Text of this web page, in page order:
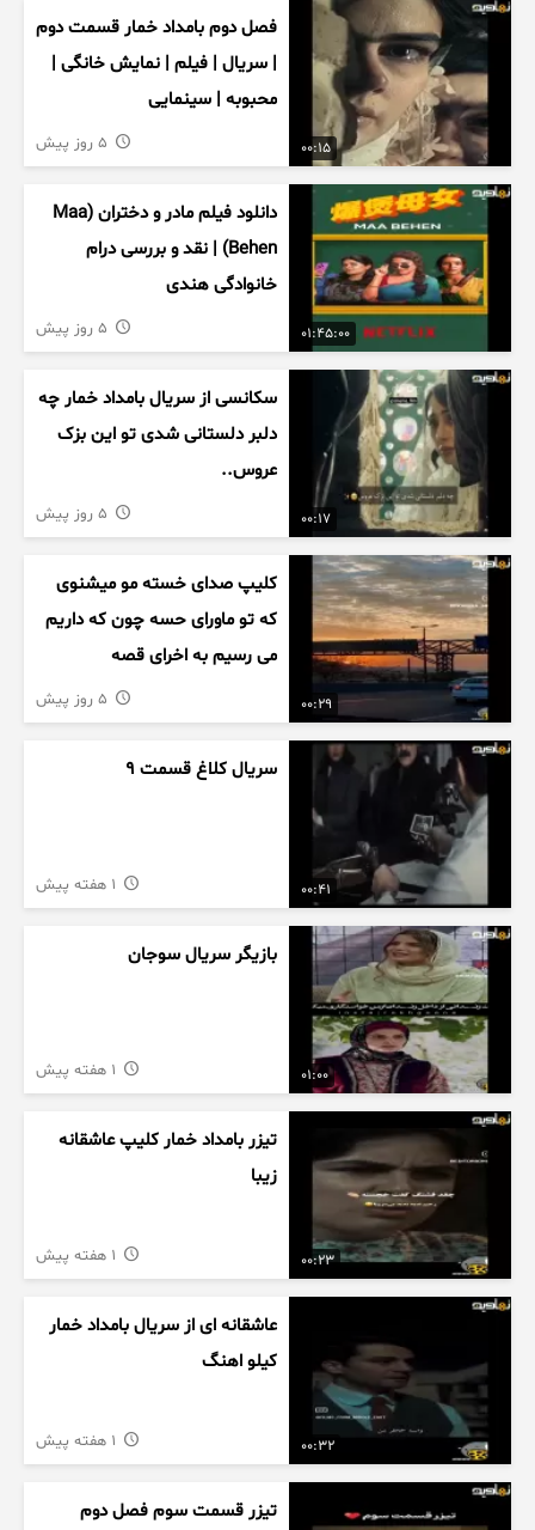
00:15
فصل دوم بامداد خمار قسمت دوم
| سریال | فیلم | نمایش خانگی |
محبوبه | سینمایی
01:45:00
دانلود فیلم مادر و دختران (Maa
Behen) | نقد و بررسی درام
خانوادگی هندی
00:17
سکانسی از سریال بامداد خمار چه
دلبر دلستانی شدی تو این بزک
عروس..
00:29
کلیپ صدای خسته مو میشنوی
که تو ماورای حسه چون که داریم
می رسیم به اخرای قصه
00:41
سریال کلاغ قسمت 9
01:00
بازیگر سریال سوجان
00:23
تیزر بامداد خمار کلیپ عاشقانه
زیبا
00:32
عاشقانه ای از سریال بامداد خمار
کیلو اهنگ
تیزر قسمت سوم فصل دوم